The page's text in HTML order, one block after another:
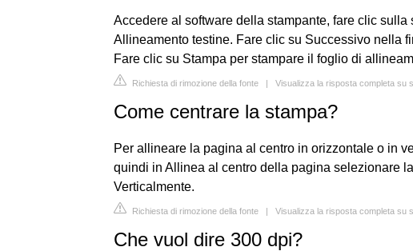
Accedere al software della stampante, fare clic
Allineamento testine. Fare clic su Successivo nella
Fare clic su Stampa per stampare il foglio di
Richiesta di rimozione della fonte | Visualizza la risposta completa su
Come centrare la stampa?
Per allineare la pagina al centro in orizzontale o in
quindi in Allinea al centro della pagina selezionare
Verticalmente.
Richiesta di rimozione della fonte | Visualizza la risposta completa su
Che vuol dire 300 dpi?